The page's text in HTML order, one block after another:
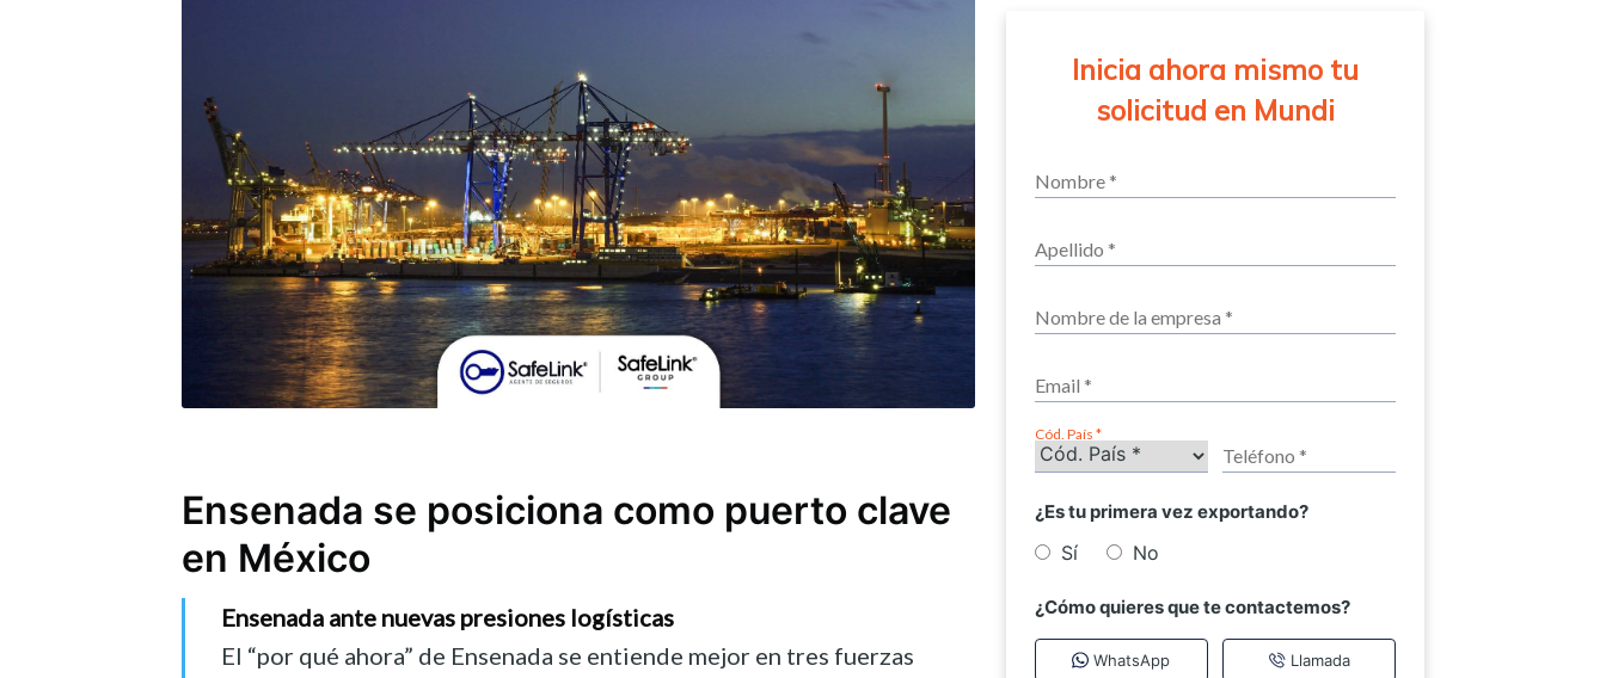
Ensenada se posiciona como puerto clave
en México
Ensenada ante nuevas presiones logísticas
El “por qué ahora” de Ensenada se entiende mejor en tres fuerzas
Inicia ahora mismo tu
solicitud en Mundi
Cód. País
¿Es tu primera vez exportando?
Sí No
¿Cómo quieres que te contactemos?
WhatsApp Llamada